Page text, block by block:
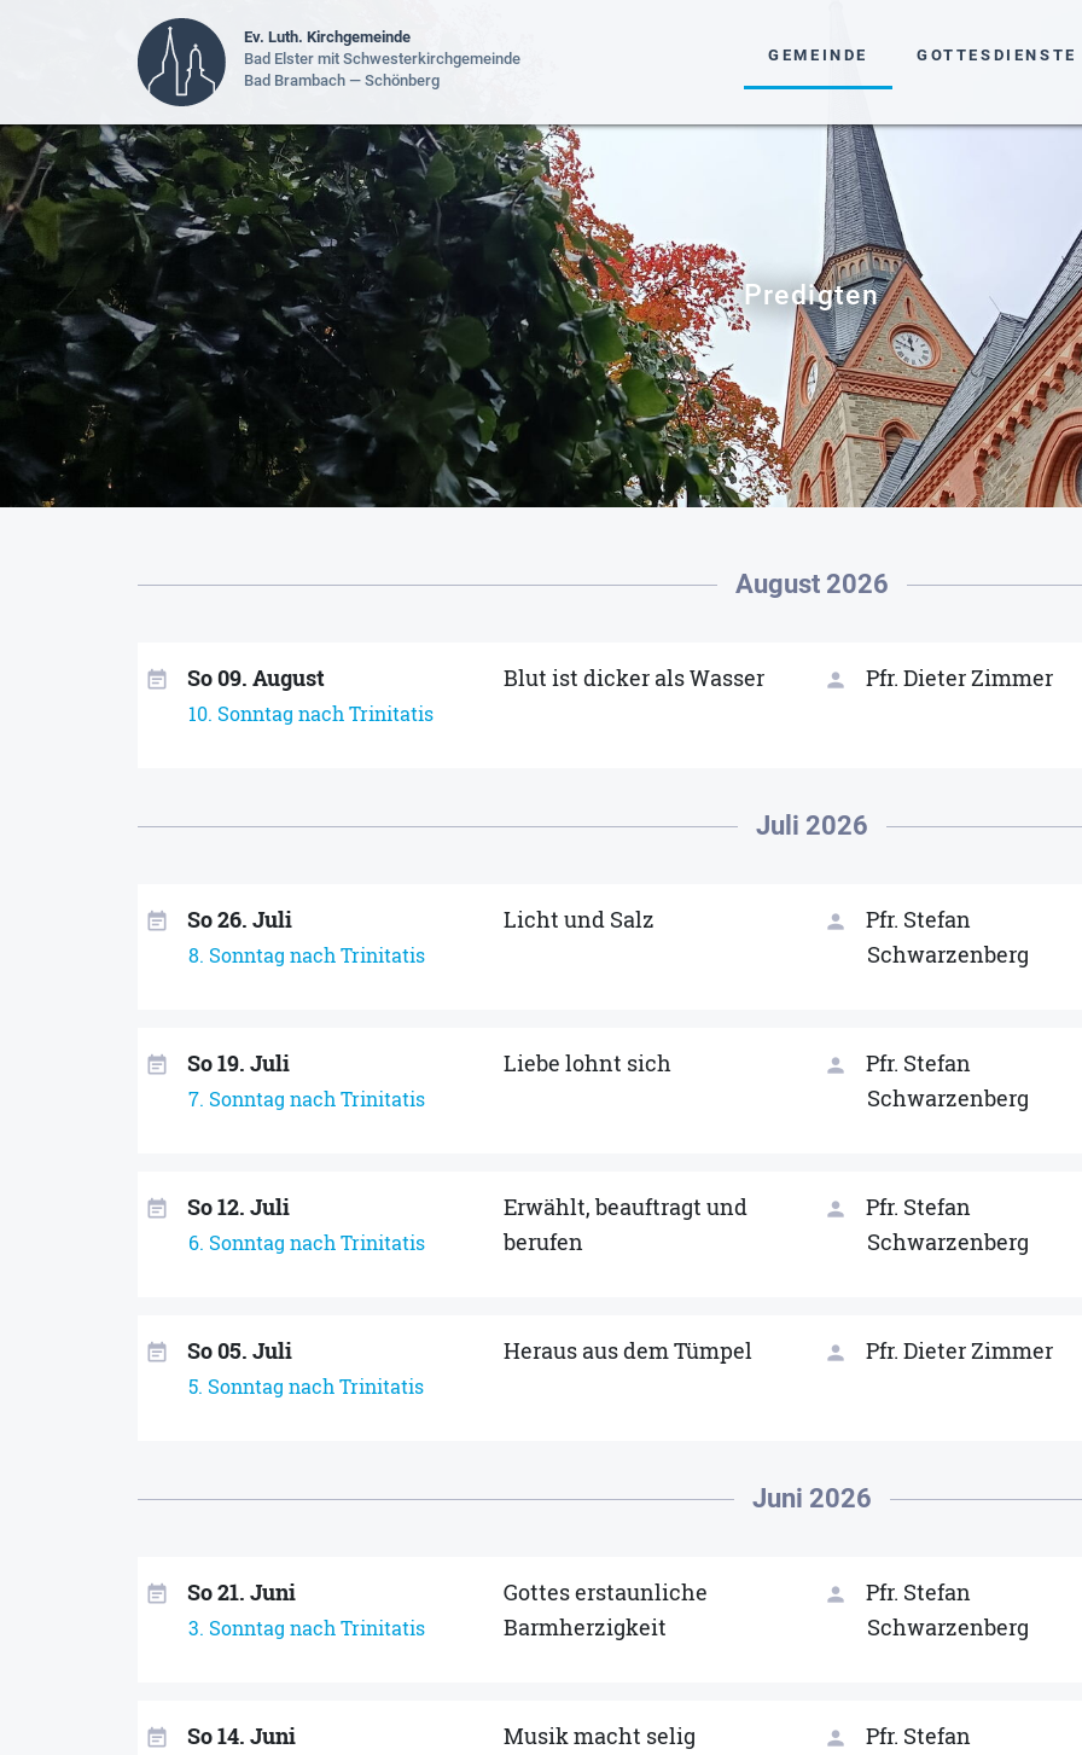
Ev. Luth. Kirchgemeinde
Bad Elster mit Schwesterkirchgemeinde
Bad Brambach — Schönberg
GEMEINDE GOTTESDIENSTE
Predigten
August 2026
event_note So 09. August
10. Sonntag nach Trinitatis
Blut ist dicker als Wasser person Pfr. Dieter Zimmer
Juli 2026
event_note So 26. Juli
8. Sonntag nach Trinitatis
Licht und Salz person
Pfr. Stefan
Schwarzenberg
event_note So 19. Juli
7. Sonntag nach Trinitatis
Liebe lohnt sich person
Pfr. Stefan
Schwarzenberg
event_note So 12. Juli
6. Sonntag nach Trinitatis
Erwählt, beauftragt und
berufen
person
Pfr. Stefan
Schwarzenberg
event_note So 05. Juli
5. Sonntag nach Trinitatis
Heraus aus dem Tümpel person Pfr. Dieter Zimmer
Juni 2026
event_note So 21. Juni
3. Sonntag nach Trinitatis
Gottes erstaunliche
Barmherzigkeit
person
Pfr. Stefan
Schwarzenberg
event_note So 14. Juni
Musik macht selig
person
Pfr. Stefan